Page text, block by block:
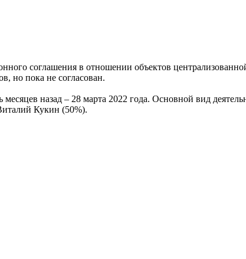
соглашения в отношении объектов
но пока не согласован.
назад – 28 марта 2022 года. Основной вид
Кукин (50%).